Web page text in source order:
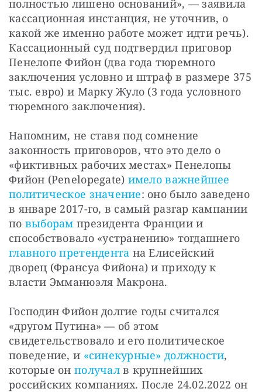
полностью лишено оснований», — заявила
кассационная инстанция, не уточнив, о
какой же именно работе может идти речь).
Кассационный суд подтвердил приговор
Пенелопе Фийон (два года тюремного
заключения условно и штраф в размере 375
тыс. евро) и Марку Жуло (3 года условного
тюремного заключения).
Напомним, не ставя под сомнение
законность приговоров, что это дело о
«фиктивных рабочих местах» Пенелопы
Фийон (Penelopegate) имело важнейшее
политическое значение: оно было заведено
в январе 2017-го, в самый разгар кампании
по выборам президента Франции и
способствовало «устранению» тогдашнего
главного претендента на Елисейский
дворец (Франсуа Фийона) и приходу к
власти Эмманюэля Макрона.
Господин Фийон долгие годы считался
«другом Путина» — об этом
свидетельствовало и его политическое
поведение, и «синекурные» должности,
которые он получал в крупнейших
российских компаниях. После 24.02.2022 он